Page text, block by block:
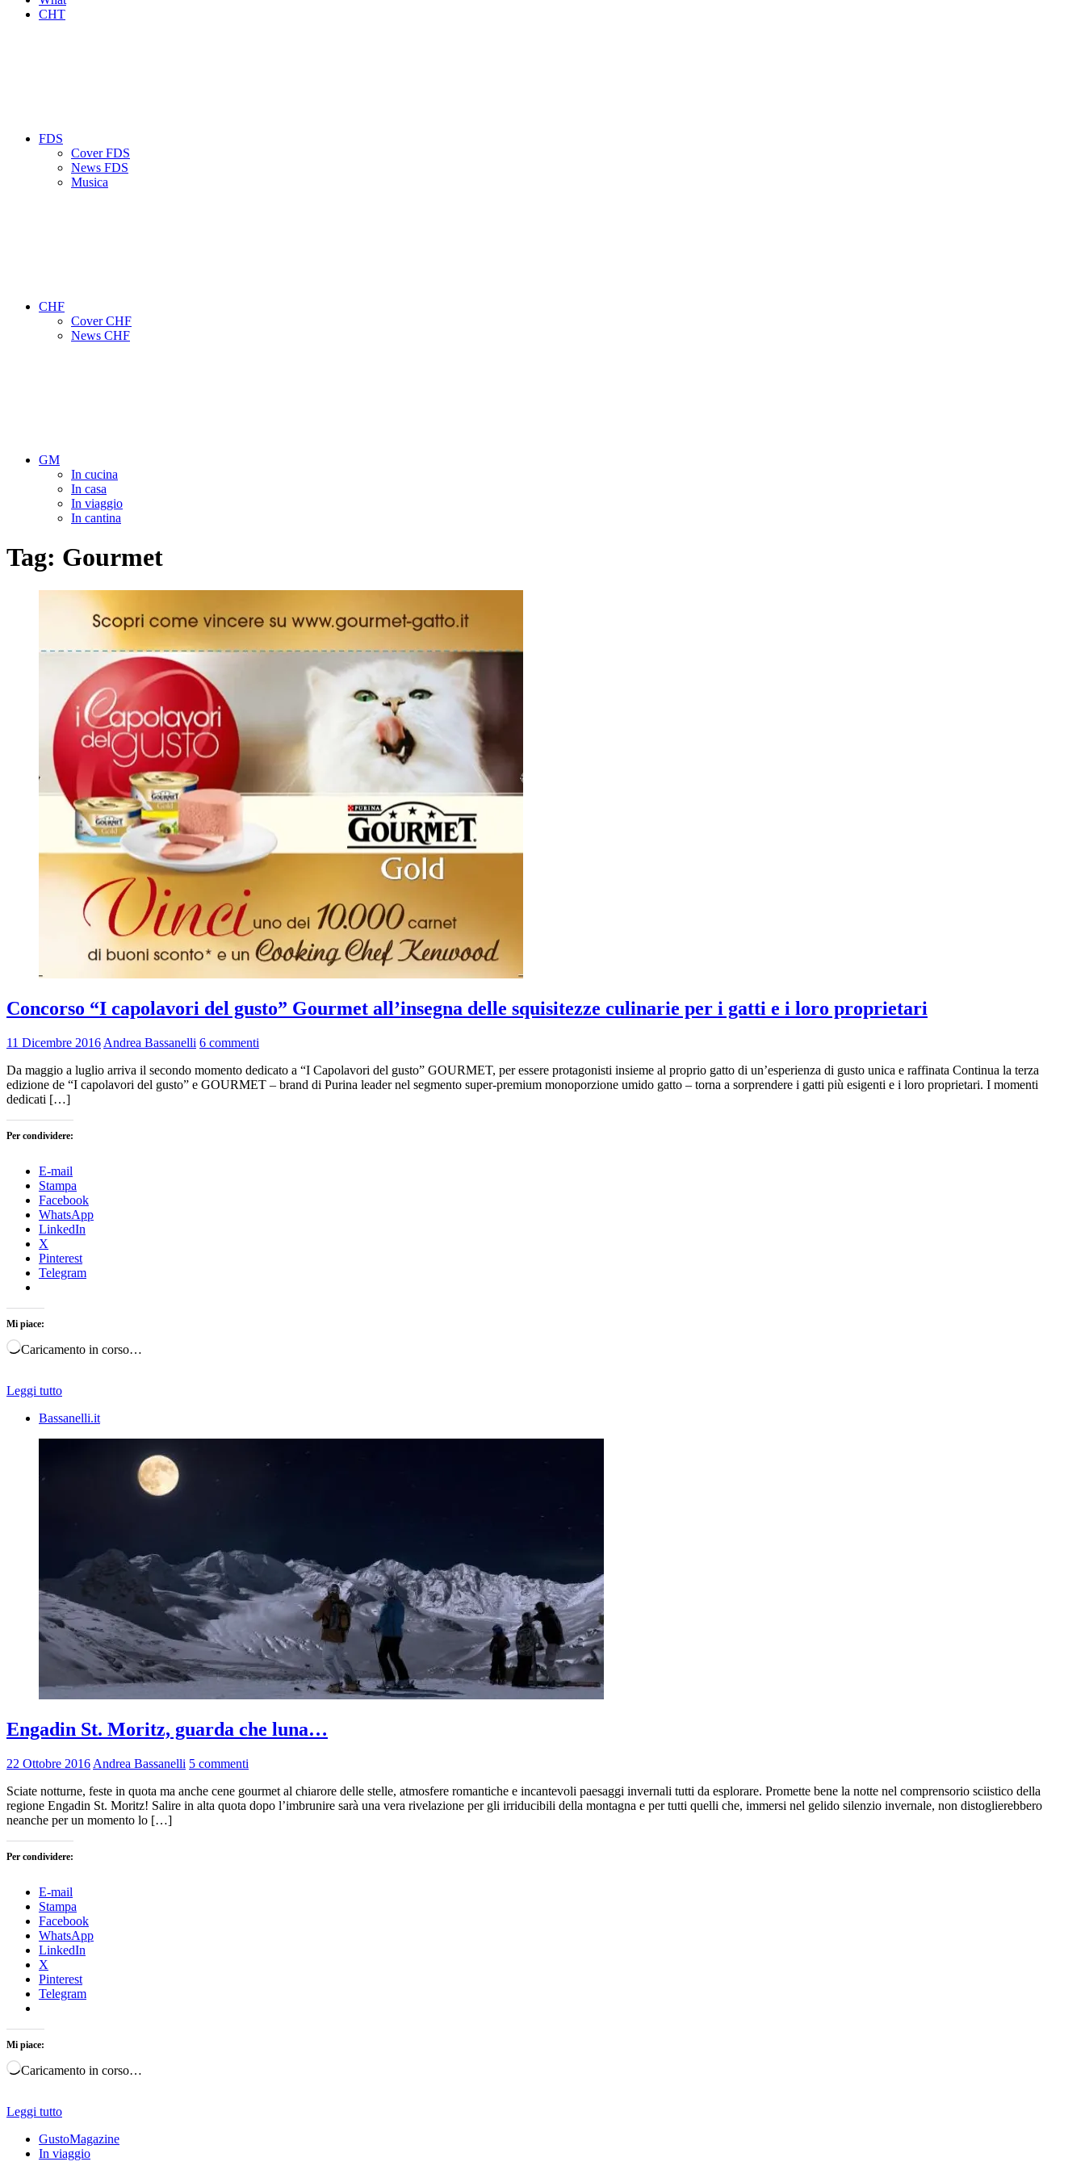
CHT
FDS
Cover FDS
News FDS
Musica
CHF
Cover CHF
News CHF
GM
In cucina
In casa
In viaggio
In cantina
Tag: Gourmet
Concorso “I capolavori del gusto” Gourmet all’insegna delle squisitezze culinarie per i gatti e i loro proprietari
11 Dicembre 2016 Andrea Bassanelli 6 commenti
Da maggio a luglio arriva il secondo momento dedicato a “I Capolavori del gusto” GOURMET, per essere protagonisti insieme al proprio gatto di un’esperienza di gusto unica e raffinata Continua la terza
edizione de “I capolavori del gusto” e GOURMET – brand di Purina leader nel segmento super-premium monoporzione umido gatto – torna a sorprendere i gatti più esigenti e i loro proprietari. I momenti
dedicati […]
Per condividere:
E-mail
Stampa
Facebook
WhatsApp
LinkedIn
X
Pinterest
Telegram
Mi piace:
Caricamento in corso…
Leggi tutto
Bassanelli.it
Engadin St. Moritz, guarda che luna…
22 Ottobre 2016 Andrea Bassanelli 5 commenti
Sciate notturne, feste in quota ma anche cene gourmet al chiarore delle stelle, atmosfere romantiche e incantevoli paesaggi invernali tutti da esplorare. Promette bene la notte nel comprensorio sciistico della
regione Engadin St. Moritz! Salire in alta quota dopo l’imbrunire sarà una vera rivelazione per gli irriducibili della montagna e per tutti quelli che, immersi nel gelido silenzio invernale, non distoglierebbero
neanche per un momento lo […]
Per condividere:
E-mail
Stampa
Facebook
WhatsApp
LinkedIn
X
Pinterest
Telegram
Mi piace:
Caricamento in corso…
Leggi tutto
GustoMagazine
In viaggio